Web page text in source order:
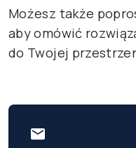
Możesz także
aby omówić
do Twojej